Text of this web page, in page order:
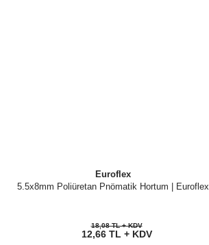
Euroflex
5.5x8mm Poliüretan Pnömatik Hortum | Euroflex
18,08 TL + KDV
12,66 TL + KDV